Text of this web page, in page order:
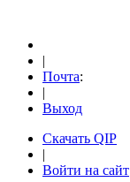
|
Почта:
|
Выход
Скачать QIP
|
Войти на сайт